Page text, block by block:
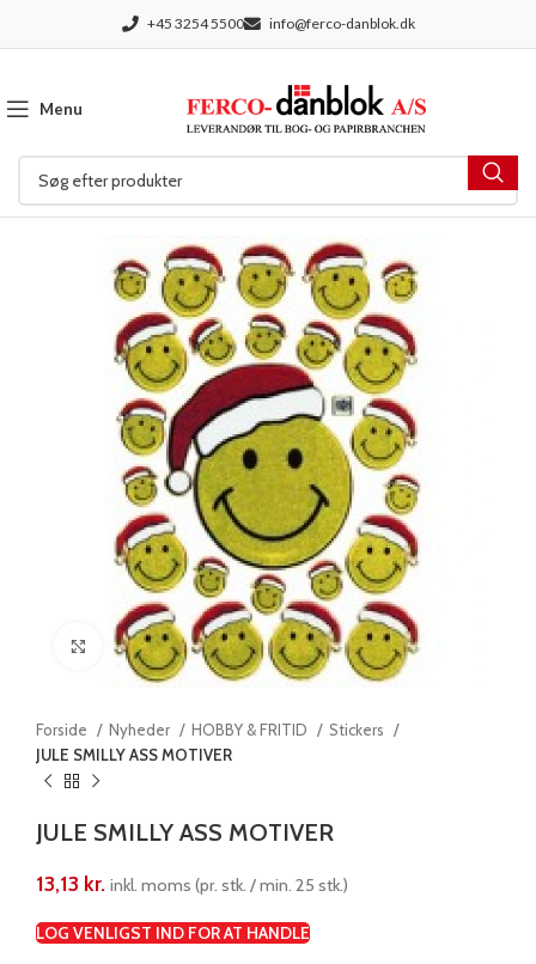
+45 3254 5500 info@ferco-danblok.dk
Menu
Klik for at forstørre
Forside Nyheder HOBBY & FRITID
Stickers
JULE SMILLY ASS MOTIVER
JULE SMILLY ASS MOTIVER
13,13 kr. inkl. moms (pr. stk. / min. 25 stk.)
LOG VENLIGST IND FOR AT HANDLE